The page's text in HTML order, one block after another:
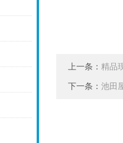
上一条： 精品
下一条： 池田